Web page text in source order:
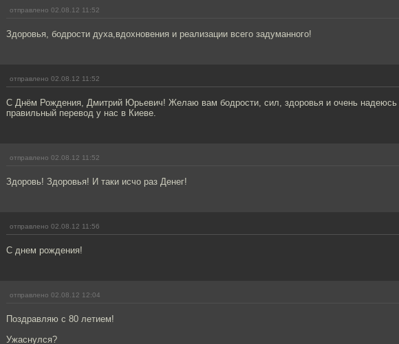
отправлено 02.08.12 11:52
Здоровья, бодрости духа,вдохновения и реализации всего задуманного!
отправлено 02.08.12 11:52
С Днём Рождения, Дмитрий Юрьевич! Желаю вам бодрости, сил, здоровья и очень надеюсь
правильный перевод у нас в Киеве.
отправлено 02.08.12 11:52
Здоровь! Здоровья! И таки исчо раз Денег!
отправлено 02.08.12 11:56
С днем рождения!
отправлено 02.08.12 12:04
Поздравляю с 80 летием!
Ужаснулся?